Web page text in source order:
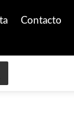
Contacto